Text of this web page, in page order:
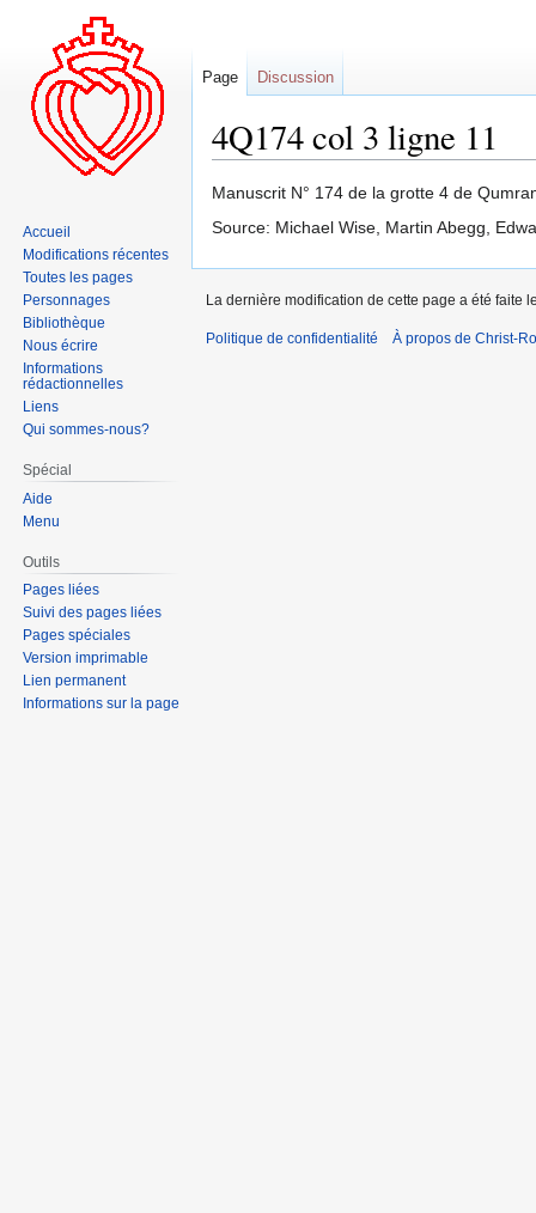
4Q174 col 3 ligne 11
Aller
à
navigation
Aller
à
recherche
Manuscrit N° 174 de la grotte 4 de
Source: Michael Wise, Martin Abegg,
Page Discussion
Accueil
Modifications récentes
Toutes les pages
Personnages
Bibliothèque
Nous écrire
Informations
rédactionnelles
Liens
Qui sommes-nous?
Spécial
Aide
Menu
Outils
Pages liées
Suivi des pages liées
Pages spéciales
Version imprimable
Lien permanent
Informations sur la page
La dernière modification de cette page a été faite
Politique de confidentialité À propos de Christ-